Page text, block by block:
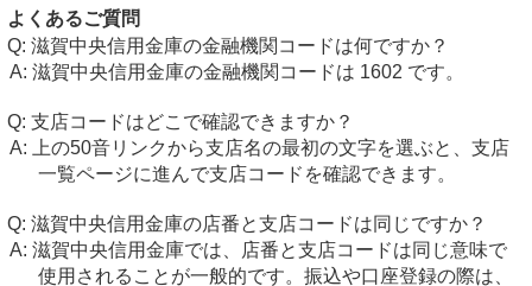
よくあるご質問
滋賀中央信用金庫の金融機関コードは何ですか？
滋賀中央信用金庫の金融機関コードは 1602 です。
支店コードはどこで確認できますか？
上の50音リンクから支店名の最初の文字を選ぶと、支店
一覧ページに進んで支店コードを確認できます。
滋賀中央信用金庫の店番と支店コードは同じですか？
滋賀中央信用金庫では、店番と支店コードは同じ意味で
使用されることが一般的です。振込や口座登録の際は、